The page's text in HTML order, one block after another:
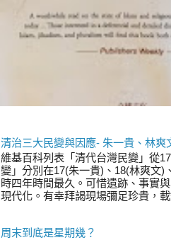
清治三大民變與因應- 朱一貴、林爽
維基百科列表「清代台灣民變」從
變」分別在17(朱一貴)、18(林爽文)
時四年時間最久。可惜遺跡、事實
現代化。有幸拜謁現場彌足珍貴，
周末到底是星期幾？